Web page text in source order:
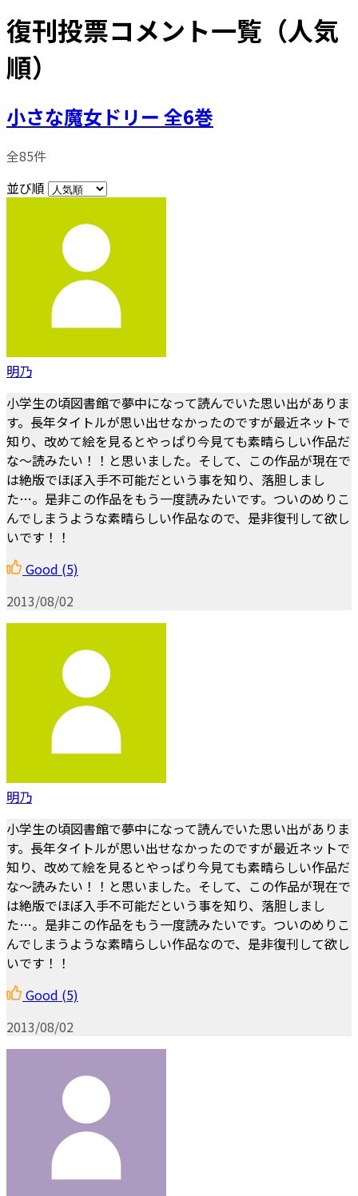
復刊投票コメント一覧（人気
順）
小さな魔女ドリー 全6巻
全85件
並び順
明乃
小学生の頃図書館で夢中になって読んでいた思い出がありま
す。長年タイトルが思い出せなかったのですが最近ネットで
知り、改めて絵を見るとやっぱり今見ても素晴らしい作品だ
な～読みたい！！と思いました。そして、この作品が現在で
は絶版でほぼ入手不可能だという事を知り、落胆しまし
た…。是非この作品をもう一度読みたいです。ついのめりこ
んでしまうような素晴らしい作品なので、是非復刊して欲し
いです！！
Good (5)
2013/08/02
明乃
小学生の頃図書館で夢中になって読んでいた思い出がありま
す。長年タイトルが思い出せなかったのですが最近ネットで
知り、改めて絵を見るとやっぱり今見ても素晴らしい作品だ
な～読みたい！！と思いました。そして、この作品が現在で
は絶版でほぼ入手不可能だという事を知り、落胆しまし
た…。是非この作品をもう一度読みたいです。ついのめりこ
んでしまうような素晴らしい作品なので、是非復刊して欲し
いです！！
Good (5)
2013/08/02